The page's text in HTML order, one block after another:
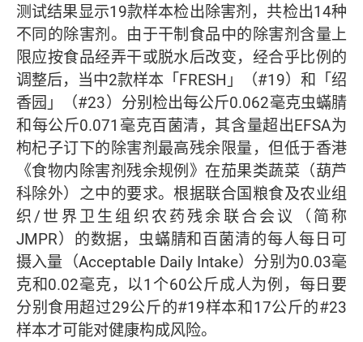
测试结果显示19款样本检出除害剂，共检出14种
不同的除害剂。由于干制食品中的除害剂含量上
限应按食品经弄干或脱水后改变，经合乎比例的
调整后，当中2款样本「FRESH」（#19）和「绍
香园」（#23）分别检出每公斤0.062毫克虫蟎腈
和每公斤0.071毫克百菌清，其含量超出EFSA为
枸杞子订下的除害剂最高残余限量，但低于香港
《食物内除害剂残余规例》在茄果类蔬菜（葫芦
科除外）之中的要求。根据联合国粮食及农业组
织/世界卫生组织农药残余联合会议（简称
JMPR）的数据，虫蟎腈和百菌清的每人每日可
摄入量（Acceptable Daily Intake）分别为0.03毫
克和0.02毫克，以1个60公斤成人为例，每日要
分别食用超过29公斤的#19样本和17公斤的#23
样本才可能对健康构成风险。